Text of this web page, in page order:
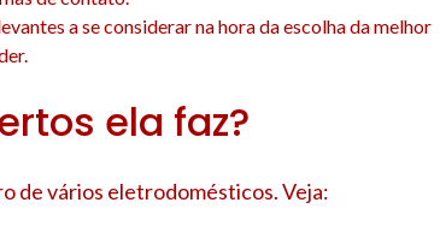
a se considerar na hora da escolha da melhor
ela faz?
de vários eletrodomésticos. Veja: